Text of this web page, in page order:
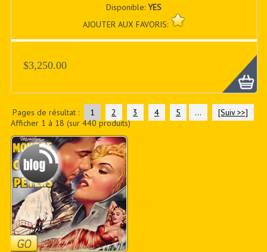
Disponible:YES
AJOUTER AUX FAVORIS:
$3,250.00
Pages de résultat : 1 2 3 4 5 ...
[Suiv >>]
Afficher 1 à 18 (sur 440produits)